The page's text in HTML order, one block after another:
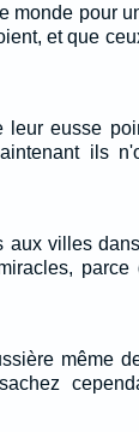
monde pour
et que
leur eusse
ils
aux villes
parce
même